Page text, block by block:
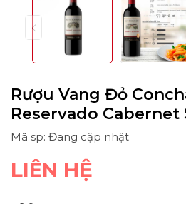
Rượu Vang Đỏ
Reservado Cabernet
Mã sp: Đang cập nhật
LIÊN HỆ